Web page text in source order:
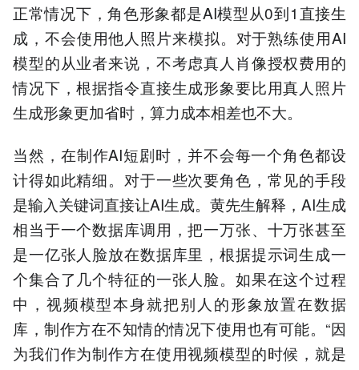
正常情况下，角色形象都是AI模型从0到1直接生
成，不会使用他人照片来模拟。对于熟练使用AI
模型的从业者来说，不考虑真人肖像授权费用的
情况下，根据指令直接生成形象要比用真人照片
生成形象更加省时，算力成本相差也不大。
当然，在制作AI短剧时，并不会每一个角色都设
计得如此精细。对于一些次要角色，常见的手段
是输入关键词直接让AI生成。黄先生解释，AI生成
相当于一个数据库调用，把一万张、十万张甚至
是一亿张人脸放在数据库里，根据提示词生成一
个集合了几个特征的一张人脸。如果在这个过程
中，视频模型本身就把别人的形象放置在数据
库，制作方在不知情的情况下使用也有可能。“因
为我们作为制作方在使用视频模型的时候，就是